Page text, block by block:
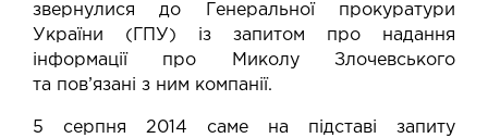
звернулися до Генеральної прокуратури
України (ГПУ) із запитом про надання
інформації про Миколу Злочевського
та пов’язані з ним компанії.
5 серпня 2014 саме на підставі запиту